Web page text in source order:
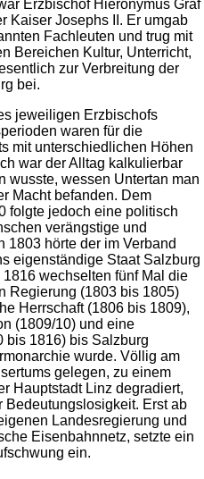
Erzbischof Hieronymus Graf
Kaiser Josephs II. Er umgab
Fachleuten und trug mit
Bereichen Kultur, Unterricht,
zur Verbreitung der
bei.
jeweiligen Erzbischofs
waren für die
mit unterschiedlichen Höhen
war der Alltag kalkulierbar
wusste, wessen Untertan man
Macht befanden. Dem
folgte jedoch eine politisch
verängstige und
1803 hörte der im Verband
eigenständige Staat Salzburg
wechselten fünf Mal die
Regierung (1803 bis 1805)
Herrschaft (1806 bis 1809),
(1809/10) und eine
bis 1816) bis Salzburg
wurde. Völlig am
gelegen, zu einem
Hauptstadt Linz degradiert,
Bedeutungslosigkeit. Erst ab
Landesregierung und
Eisenbahnnetz, setzte ein
ein.